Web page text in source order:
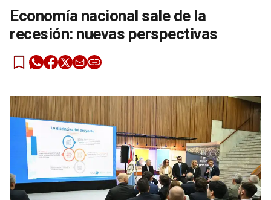
Economía nacional sale de la
recesión: nuevas perspectivas